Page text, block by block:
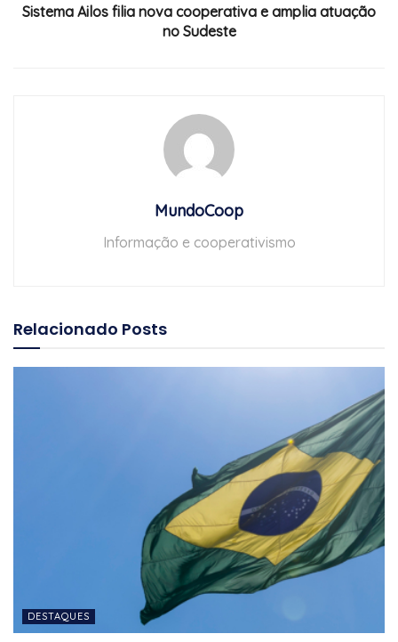
Sistema Ailos filia nova cooperativa e amplia atuação
no Sudeste
MundoCoop
Informação e cooperativismo
Relacionado Posts
DESTAQUES